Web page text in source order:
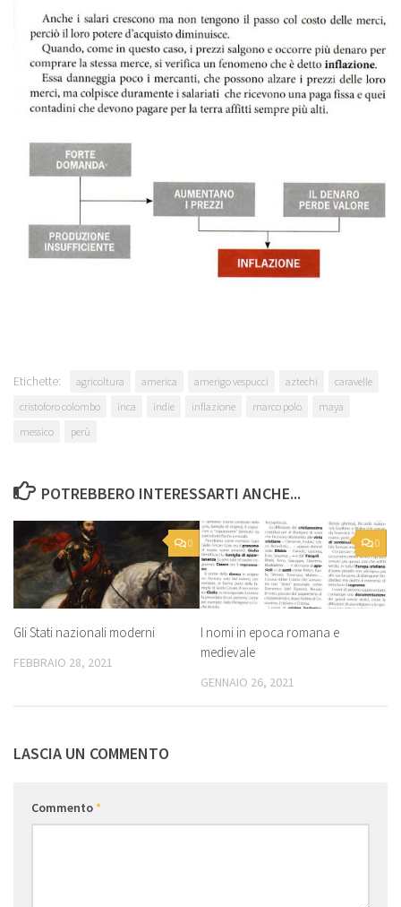
Etichette: agricoltura america amerigo vespucci aztechi
caravelle
cristoforo colombo
inca indie inflazione marco polo
maya
messico
perù
POTREBBERO INTERESSARTI ANCHE...
0
Gli Stati nazionali moderni
FEBBRAIO 28, 2021
0
I nomi in epoca romana e
medievale
GENNAIO 26, 2021
LASCIA UN COMMENTO
Commento*